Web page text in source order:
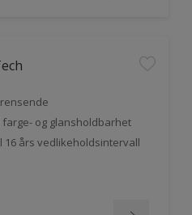
farge- og glansholdbarhet
16 års vedlikeholdsintervall